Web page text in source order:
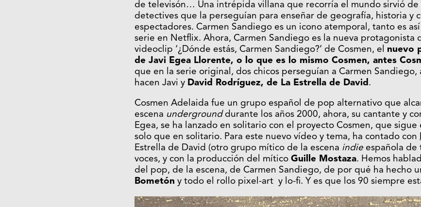
de televisón… Una intrépida villana que recorría el mundo sirvió de
detectives que la perseguían para enseñar de geografía, historia y
espectadores. Carmen Sandiego es un icono atemporal, tanto es
serie en Netflix. Ahora, Carmen Sandiego es la nueva protagonista
videoclip ‘¿Dónde estás, Carmen Sandiego?’ de Cosmen, el nuevo
de Javi Egea Llorente, o lo que es lo mismo Cosmen, antes
que en la serie original, dos chicos perseguían a Carmen Sandiego,
hacen Javi y David Rodríguez, de La Estrella de David.
Cosmen Adelaida fue un grupo español de pop alternativo que
escena undergrounddurante los años 2000, ahora, su cantante y
Egea, se ha lanzado en solitario con el proyecto Cosmen, que sigue
solo que en solitario. Para este nuevo vídeo y tema, ha contado con
Estrella de David (otro grupo mítico de la escena indie española de
voces, y con la producción del mítico Guille Mostaza. Hemos
del pop, de la escena, de Carmen Sandiego, de por qué ha hecho
Bometón y todo el rollo pixel-art y lo-fi. Y es que los 90 siempre